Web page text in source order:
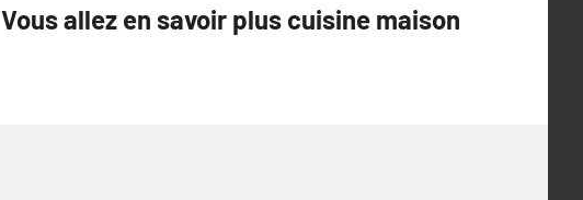
Vous allez en savoir plus cuisine maison